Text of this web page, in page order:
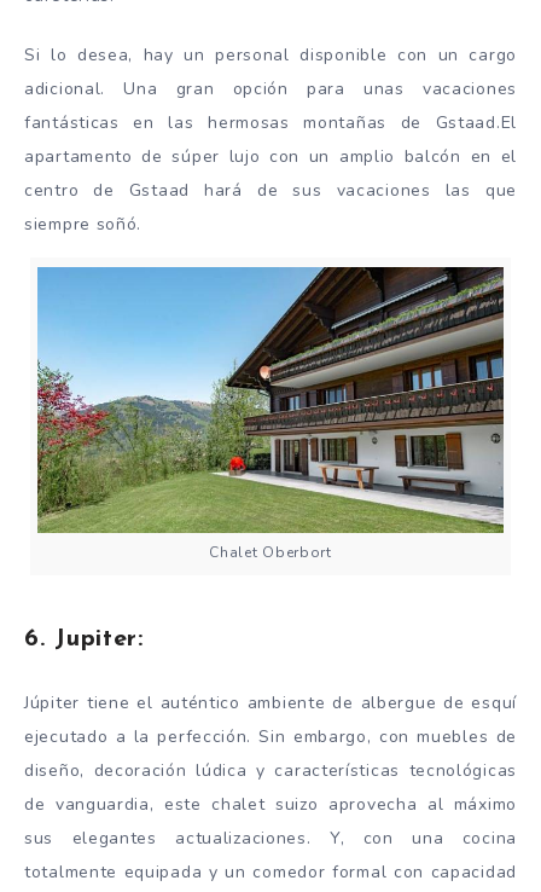
Si lo desea, hay un personal disponible con un cargo
adicional. Una gran opción para unas vacaciones
fantásticas en las hermosas montañas de Gstaad.El
apartamento de súper lujo con un amplio balcón en el
centro de Gstaad hará de sus vacaciones las que
siempre soñó.
Chalet Oberbort
6. Jupiter:
Júpiter tiene el auténtico ambiente de albergue de esquí
ejecutado a la perfección. Sin embargo, con muebles de
diseño, decoración lúdica y características tecnológicas
de vanguardia, este chalet suizo aprovecha al máximo
sus elegantes actualizaciones. Y, con una cocina
totalmente equipada y un comedor formal con capacidad